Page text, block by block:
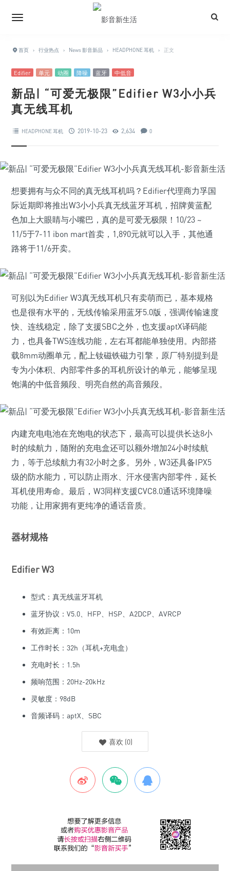
首页 › 行业热点 › News 影音新品 › HEADPHONE 耳机 › 正文
Edifier 单元 动圈 降噪 蓝牙 中低音
新品| “可爱无极限”Edifier W3小小兵
真无线耳机
HEADPHONE 耳机 2019-10-23 2,634 0
想要拥有与众不同的真无线耳机吗？Edifier代理商力孚国
际近期即将推出W3小小兵真无线蓝牙耳机，招牌黄蓝配
色加上大眼睛与小嘴巴，真的是可爱无极限！10/23 ~
11/5于7-11 ibon mart首卖，1,890元就可以入手，其他通
路将于11/6开卖。
可别以为Edifier W3真无线耳机只有卖萌而已，基本规格
也是很有水平的，无线传输采用蓝牙5.0版，强调传输速度
快、连线稳定，除了支援SBC之外，也支援aptX译码能
力，也具备TWS连线功能，左右耳都能单独使用。内部搭
载8mm动圈单元，配上钕磁铁磁力引擎，原厂特别提到是
专为小体积、内部零件多的耳机所设计的单元，能够呈现
饱满的中低音频段、明亮自然的高音频段。
内建充电电池在充饱电的状态下，最高可以提供长达8小
时的续航力，随附的充电盒还可以额外增加24小时续航
力，等于总续航力有32小时之多。另外，W3还具备IPX5
级的防水能力，可以防止雨水、汗水侵害内部零件，延长
耳机使用寿命。最后，W3同样支援CVC8.0通话环境降噪
功能，让用家拥有更纯净的通话音质。
器材规格
Edifier W3
型式：真无线蓝牙耳机
蓝牙协议：V5.0、HFP、HSP、A2DCP、AVRCP
有效距离：10m
工作时长：32h（耳机+充电盒）
充电时长：1.5h
频响范围：20Hz-20kHz
灵敏度：98dB
音频译码：aptX、SBC
喜欢 (0)